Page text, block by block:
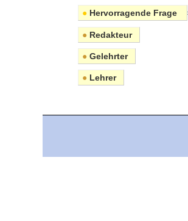
● Hervorragende Frage
● Redakteur
● Gelehrter
● Lehrer